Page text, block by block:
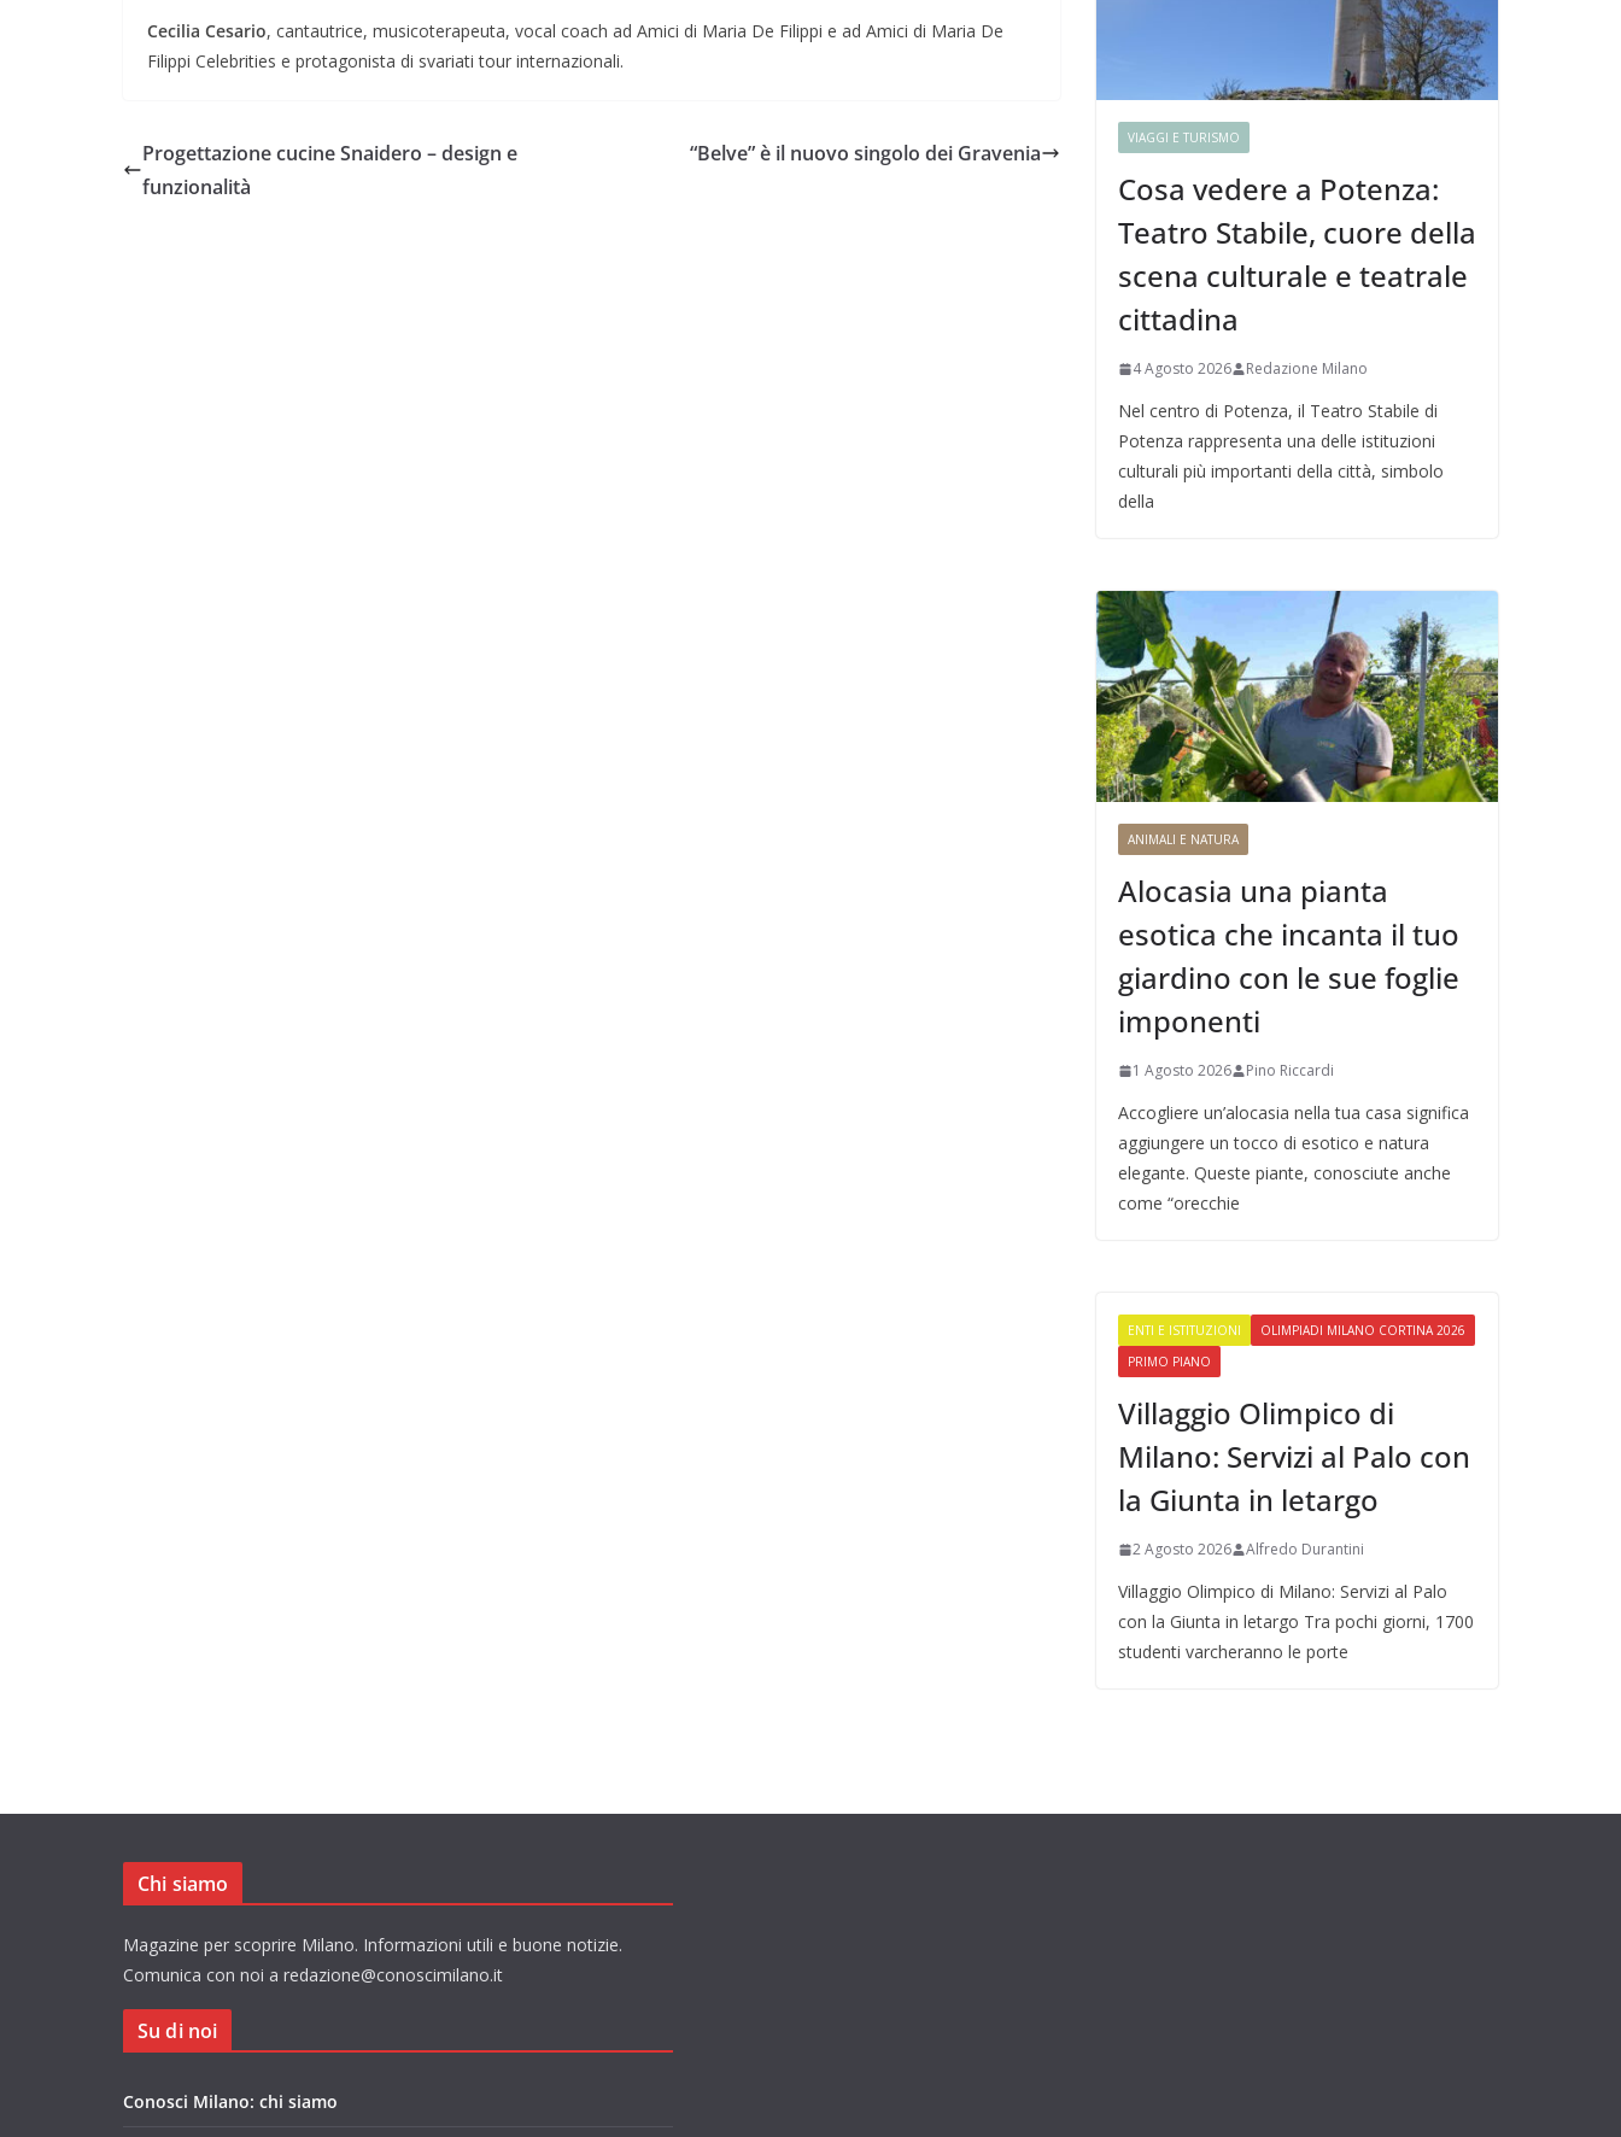
Cecilia Cesario, cantautrice, musicoterapeuta, vocal coach ad Amici di Maria De Filippi e ad Amici di Maria De
Filippi Celebrities e protagonista di svariati tour internazionali.
Progettazione cucine Snaidero – design e
funzionalità
“Belve” è il nuovo singolo dei Gravenia
VIAGGI E TURISMO
Cosa vedere a Potenza:
Teatro Stabile, cuore della
scena culturale e teatrale
cittadina
4 Agosto 2026 Redazione Milano
Nel centro di Potenza, il Teatro Stabile di
Potenza rappresenta una delle istituzioni
culturali più importanti della città, simbolo
della
ANIMALI E NATURA
Alocasia una pianta
esotica che incanta il tuo
giardino con le sue foglie
imponenti
1 Agosto 2026 Pino Riccardi
Accogliere un’alocasia nella tua casa significa
aggiungere un tocco di esotico e natura
elegante. Queste piante, conosciute anche
come “orecchie
ENTI E ISTITUZIONI
OLIMPIADI MILANO CORTINA 2026
PRIMO PIANO
Villaggio Olimpico di
Milano: Servizi al Palo con
la Giunta in letargo
2 Agosto 2026 Alfredo Durantini
Villaggio Olimpico di Milano: Servizi al Palo
con la Giunta in letargo Tra pochi giorni, 1700
studenti varcheranno le porte
Chi siamo
Magazine per scoprire Milano. Informazioni utili e buone notizie.
Comunica con noi a redazione@conoscimilano.it
Su di noi
Conosci Milano: chi siamo